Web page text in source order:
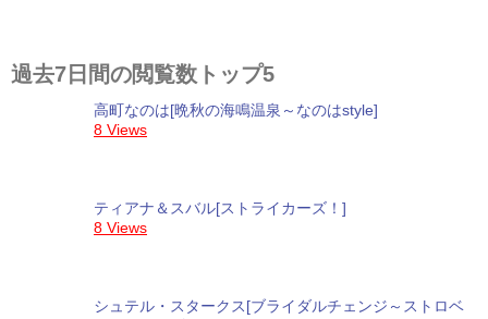
過去7日間の閲覧数トップ5
高町なのは[晩秋の海鳴温泉～なのはstyle]
8 Views
ティアナ＆スバル[ストライカーズ！]
8 Views
シュテル・スタークス[ブライダルチェンジ～ストロベ